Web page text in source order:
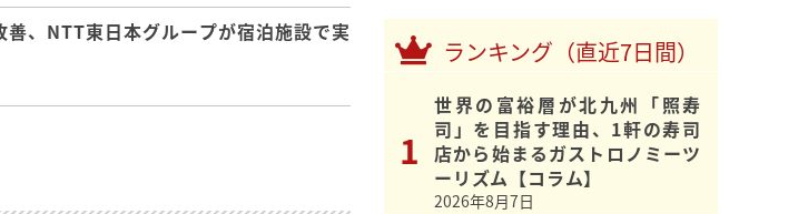
、NTT東日本グループが宿泊施設で実
ランキング（直近7日間）
世界の富裕層が北九州「照寿
司」を目指す理由、1軒の寿司
店から始まるガストロノミーツ
ーリズム【コラム】
2026年8月7日